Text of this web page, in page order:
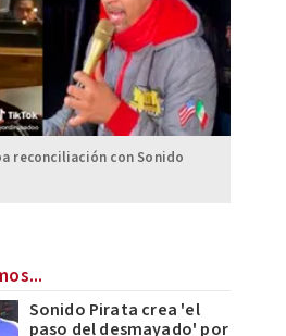
reconciliación con Sonido
Sonido Pirata crea 'el
paso del desmayado' por